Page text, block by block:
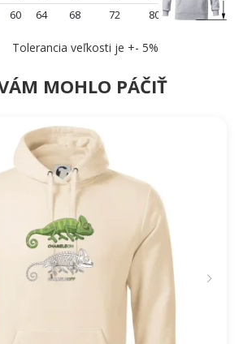
60 64 68 72 80 86
Tolerancia veľkosti je +- 5%
MOHLO PÁČIŤ